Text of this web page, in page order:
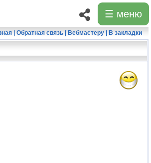
☰ меню
| Обратная связь| Вебмастеру| В закладки